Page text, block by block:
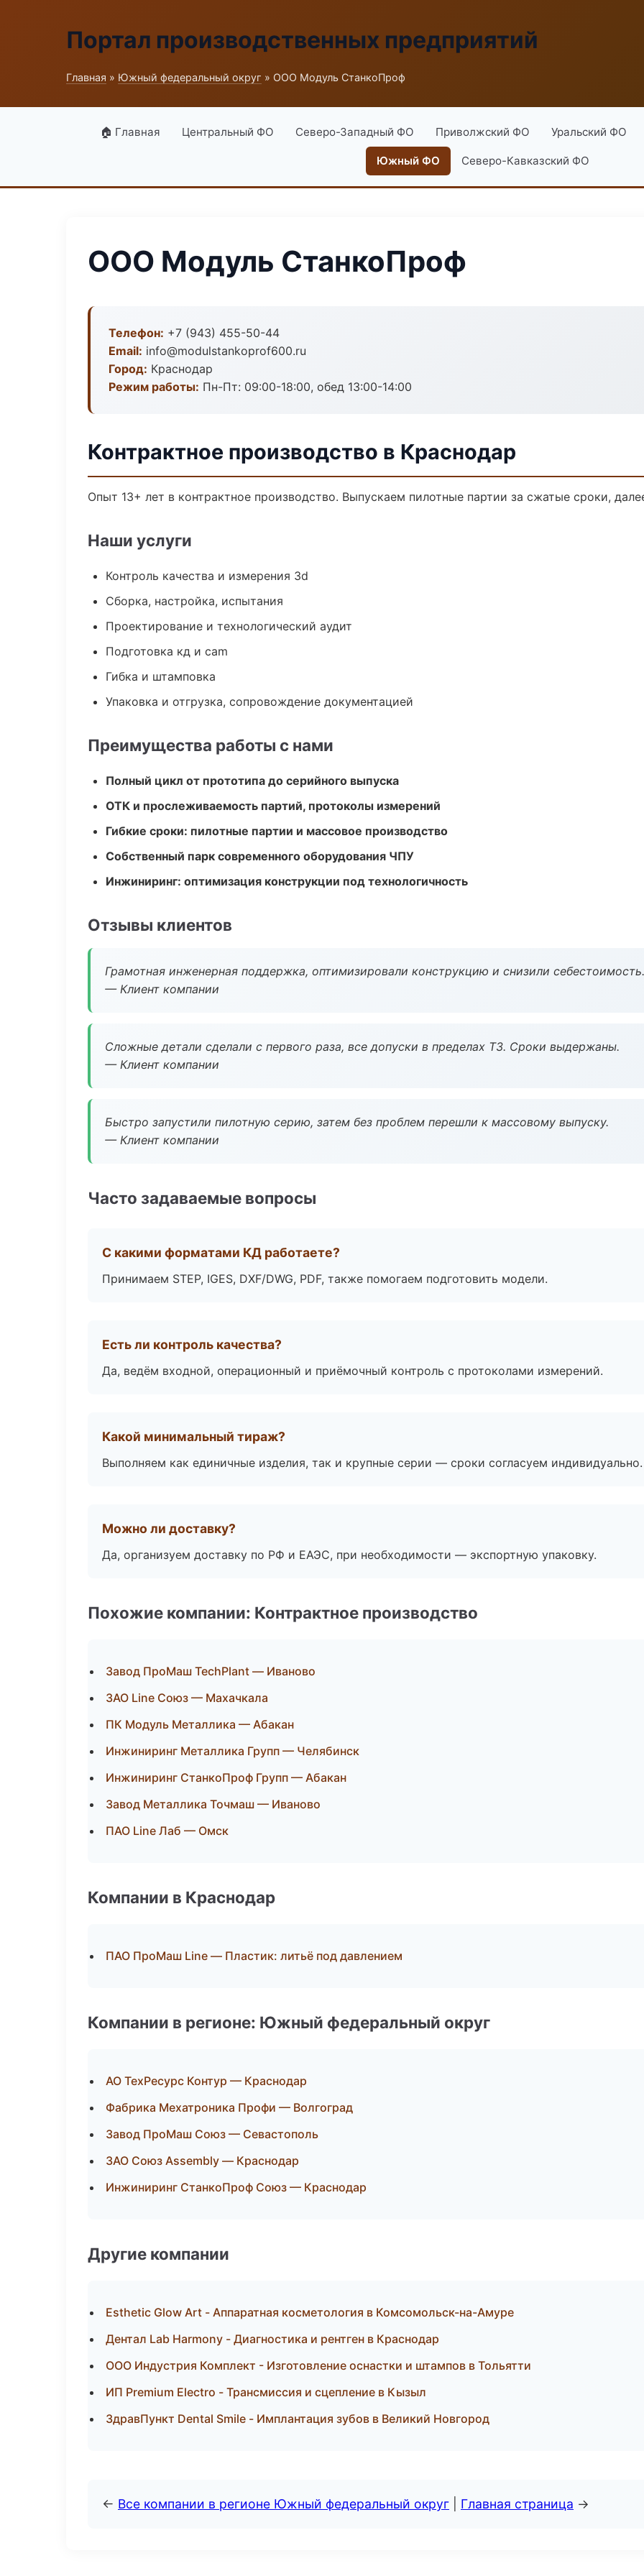
Портал производственных предприятий
Главная » Южный федеральный округ » ООО Модуль СтанкоПроф
🏠 Главная Центральный ФО Северо-Западный ФО Приволжский ФО Уральский ФО
Южный ФО Северо-Кавказский ФО
ООО Модуль СтанкоПроф
Телефон: +7 (943) 455-50-44
Email: info@modulstankoprof600.ru
Город: Краснодар
Режим работы: Пн-Пт: 09:00-18:00, обед 13:00-14:00
Контрактное производство в Краснодар
Опыт 13+ лет в контрактное производство. Выпускаем пилотные партии за сжатые сроки,
Наши услуги
Контроль качества и измерения 3d
Сборка, настройка, испытания
Проектирование и технологический аудит
Подготовка кд и cam
Гибка и штамповка
Упаковка и отгрузка, сопровождение документацией
Преимущества работы с нами
Полный цикл от прототипа до серийного выпуска
ОТК и прослеживаемость партий, протоколы измерений
Гибкие сроки: пилотные партии и массовое производство
Собственный парк современного оборудования ЧПУ
Инжиниринг: оптимизация конструкции под технологичность
Отзывы клиентов
Грамотная инженерная поддержка, оптимизировали конструкцию и снизили себестоимость.
— Клиент компании
Сложные детали сделали с первого раза, все допуски в пределах ТЗ. Сроки выдержаны.
— Клиент компании
Быстро запустили пилотную серию, затем без проблем перешли к массовому выпуску.
— Клиент компании
Часто задаваемые вопросы
С какими форматами КД работаете?
Принимаем STEP, IGES, DXF/DWG, PDF, также помогаем подготовить модели.
Есть ли контроль качества?
Да, ведём входной, операционный и приёмочный контроль с протоколами измерений.
Какой минимальный тираж?
Выполняем как единичные изделия, так и крупные серии — сроки согласуем индивидуально.
Можно ли доставку?
Да, организуем доставку по РФ и ЕАЭС, при необходимости — экспортную упаковку.
Похожие компании: Контрактное производство
Завод ПроМаш TechPlant — Иваново
ЗАО Line Союз — Махачкала
ПК Модуль Металлика — Абакан
Инжиниринг Металлика Групп — Челябинск
Инжиниринг СтанкоПроф Групп — Абакан
Завод Металлика Точмаш — Иваново
ПАО Line Лаб — Омск
Компании в Краснодар
ПАО ПроМаш Line — Пластик: литьё под давлением
Компании в регионе: Южный федеральный округ
АО ТехРесурс Контур — Краснодар
Фабрика Мехатроника Профи — Волгоград
Завод ПроМаш Союз — Севастополь
ЗАО Союз Assembly — Краснодар
Инжиниринг СтанкоПроф Союз — Краснодар
Другие компании
Esthetic Glow Art - Аппаратная косметология в Комсомольск-на-Амуре
Дентал Lab Harmony - Диагностика и рентген в Краснодар
ООО Индустрия Комплект - Изготовление оснастки и штампов в Тольятти
ИП Premium Electro - Трансмиссия и сцепление в Кызыл
ЗдравПункт Dental Smile - Имплантация зубов в Великий Новгород
← Все компании в регионе Южный федеральный округ Главная страница →